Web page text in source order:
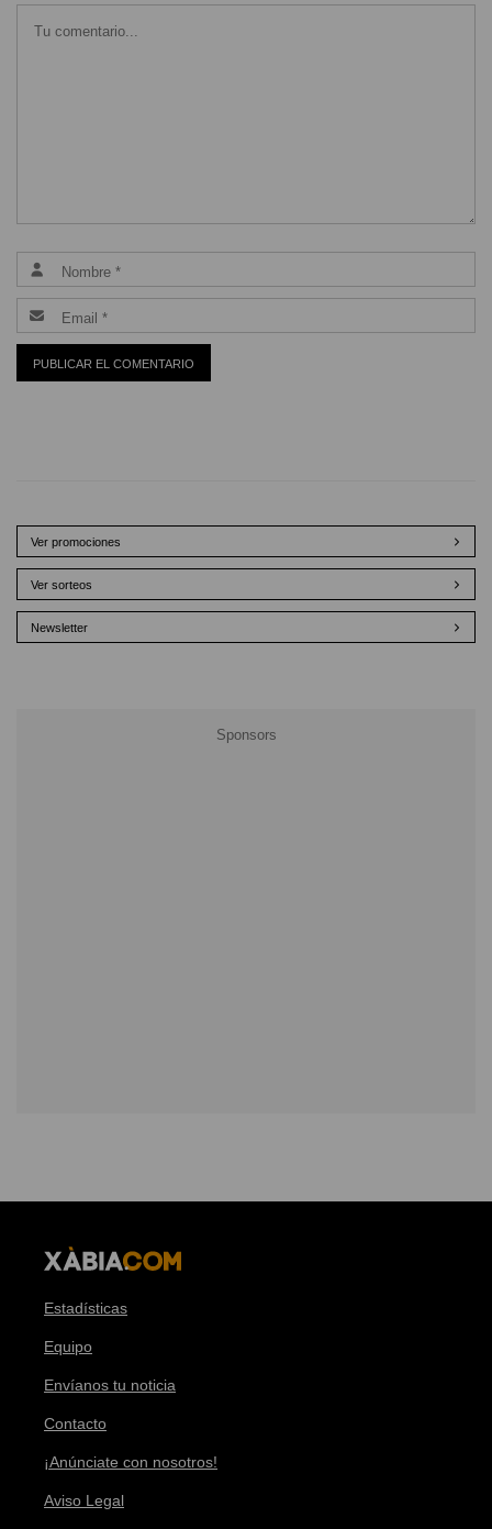
Ver promociones
Ver sorteos
Newsletter
Estadísticas
Equipo
Envíanos tu noticia
Contacto
¡Anúnciate con nosotros!
Aviso Legal